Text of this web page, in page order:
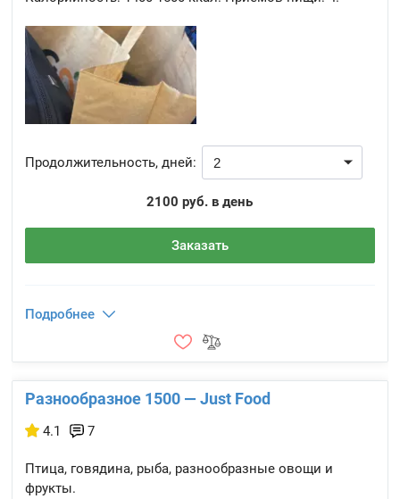
Продолжительность, дней:
2100 руб. в день
Заказать
Подробнее
Разнообразное 1500 — Just Food
4.1 7
Птица, говядина, рыба, разнообразные овощи и
фрукты.